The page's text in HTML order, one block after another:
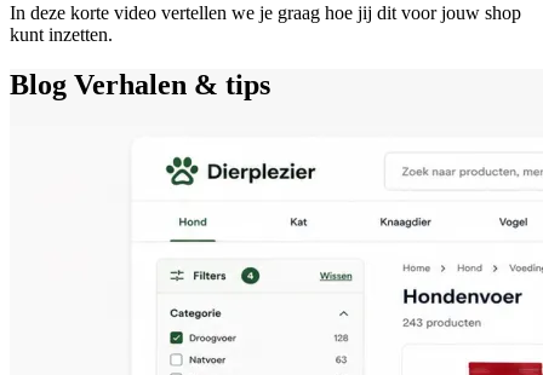
In deze korte video vertellen we je graag hoe jij dit voor jouw shop
kunt inzetten.
Blog Verhalen & tips